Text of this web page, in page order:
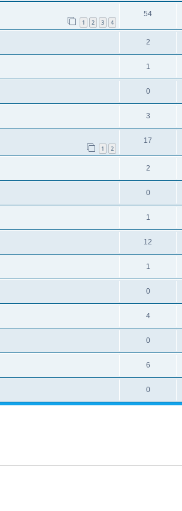
1 2 3 4
54
2
1
0
3
1 2
17
2
0
1
12
1
0
4
0
6
0